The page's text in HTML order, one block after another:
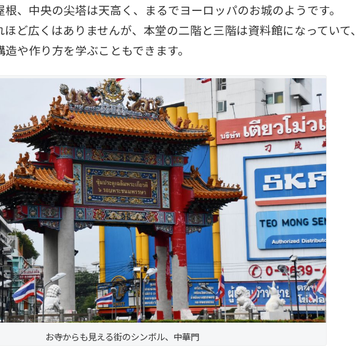
、中央の尖塔は天高く、まるでヨーロッパのお城のようです。
ど広くはありませんが、本堂の二階と三階は資料館になっていて、
や作り方を学ぶこともできます。
お寺からも見える街のシンボル、中華門